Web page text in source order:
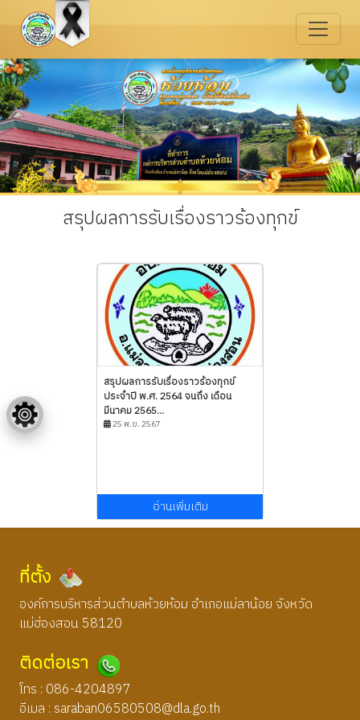
สรุปผลการรับเรื่องราวร้องทุกข์
สรุปผลการรับเรื่องราวร้องทุกข์
ประจำปี พ.ศ. 2564 จนถึง เดือน
มีนาคม 2565...
25 พ.ย. 2567
อ่านเพิ่มเติม
ที่ตั้ง
องค์การบริหารส่วนตำบลห้วยห้อม อำเภอแม่ลาน้อย จังหวัด
แม่ฮ่องสอน 58120
ติดต่อเรา
โทร : 086-4204897
อีเมล : saraban06580508@dla.go.th